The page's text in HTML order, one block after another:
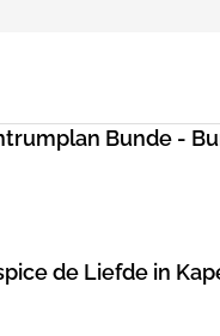
Bunde -
de Liefde in